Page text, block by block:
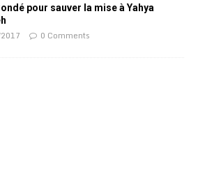
pour sauver la mise à Yahya
0 Comments